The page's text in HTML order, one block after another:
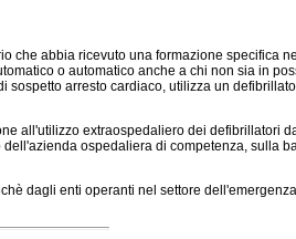
abbia ricevuto una formazione specifica
o automatico anche a chi non sia in
arresto cardiaco, utilizza un
extraospedaliero dei defibrillatori
ospedaliera di competenza, sulla
dagli enti operanti nel settore